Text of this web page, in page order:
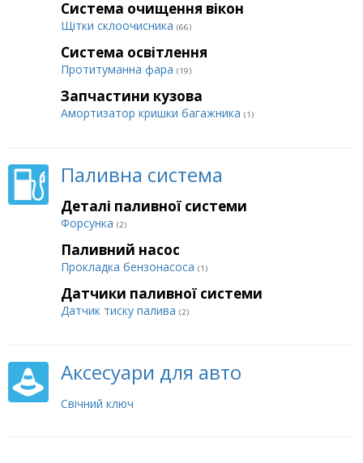
Система очищення вікон
Щітки склоочисника (66)
Система освітлення
Протитуманна фара (19)
Запчастини кузова
Амортизатор кришки багажника (1)
Паливна система
Деталі паливної системи
Форсунка (2)
Паливний насос
Прокладка бензонасоса (1)
Датчики паливної системи
Датчик тиску палива (2)
Аксесуари для авто
Свічний ключ